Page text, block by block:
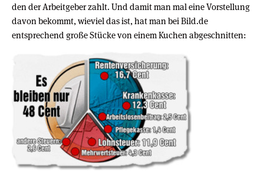
den der Arbeitgeber zahlt. Und damit man mal eine Vorstellung
davon bekommt, wieviel das ist, hat man bei Bild.de
entsprechend große Stücke von einem Kuchen abgeschnitten: